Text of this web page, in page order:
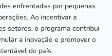
enfrentadas por pequenas
Ao incentivar a
setores, o programa contribui
a inovação e promover o
do país.